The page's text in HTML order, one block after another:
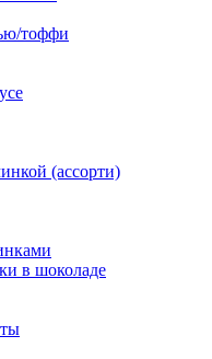
тоффи
(ассорти)
в шоколаде